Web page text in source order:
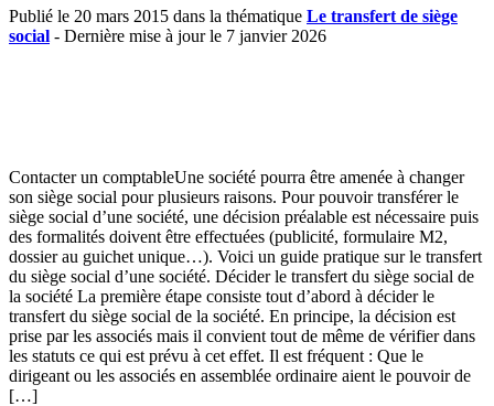
Publié le 20 mars 2015 dans la thématique Le transfert de siège
social - Dernière mise à jour le 7 janvier 2026
Contacter un comptableUne société pourra être amenée à changer
son siège social pour plusieurs raisons. Pour pouvoir transférer le
siège social d’une société, une décision préalable est nécessaire puis
des formalités doivent être effectuées (publicité, formulaire M2,
dossier au guichet unique…). Voici un guide pratique sur le transfert
du siège social d’une société. Décider le transfert du siège social de
la société La première étape consiste tout d’abord à décider le
transfert du siège social de la société. En principe, la décision est
prise par les associés mais il convient tout de même de vérifier dans
les statuts ce qui est prévu à cet effet. Il est fréquent : Que le
dirigeant ou les associés en assemblée ordinaire aient le pouvoir de
[…]